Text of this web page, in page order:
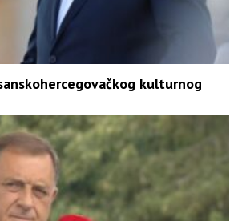
kulturnog